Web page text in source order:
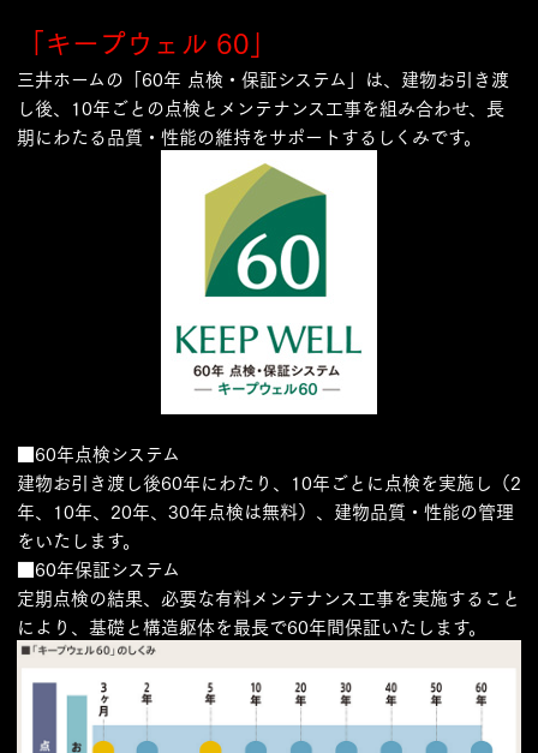
「キープウェル 60」
三井ホームの「60年 点検・保証システム」は、建物お引き渡
し後、10年ごとの点検とメンテナンス工事を組み合わせ、長
期にわたる品質・性能の維持をサポートするしくみです。
■60年点検システム
建物お引き渡し後60年にわたり、10年ごとに点検を実施し（2
年、10年、20年、30年点検は無料）、建物品質・性能の管理
をいたします。
■60年保証システム
定期点検の結果、必要な有料メンテナンス工事を実施すること
により、基礎と構造躯体を最長で60年間保証いたします。